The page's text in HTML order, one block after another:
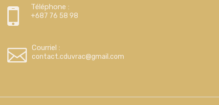
Téléphone :
+687 76 58 98
Courriel :
contact.cduvrac@gmail.com